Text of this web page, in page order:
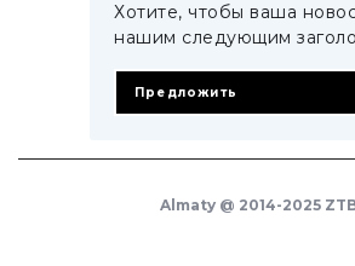
Хотите, чтобы ваша
нашим следующим
Предложить
Almaty @ 2014-2025